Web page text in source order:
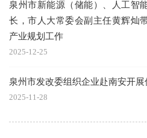
泉州市新能源（储能）、人工智
长，市人大常委会副主任黄辉灿
产业规划工作
2025-12-25
泉州市发改委组织企业赴南安开
2025-11-28